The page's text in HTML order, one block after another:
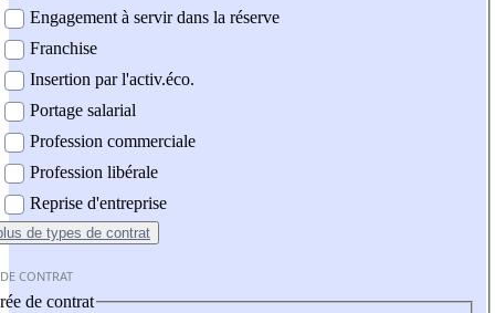
Engagement à servir dans la réserve
Franchise
Insertion par l'activ.éco.
Portage salarial
Profession commerciale
Profession libérale
Reprise d'entreprise
de types de contrat
CONTRAT
de contrat